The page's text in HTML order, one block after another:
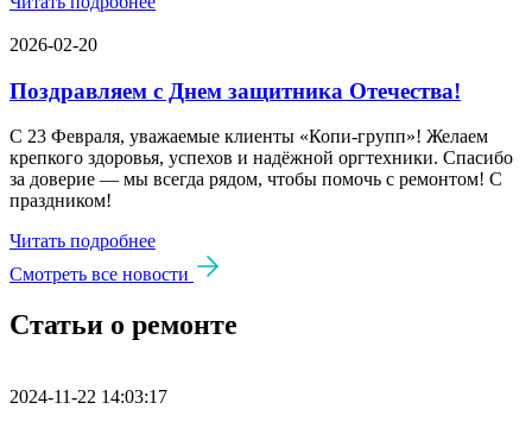
2026-02-20
Поздравляем с Днем защитника Отечества!
С 23 Февраля, уважаемые клиенты «Копи‑групп»! Желаем
крепкого здоровья, успехов и надёжной оргтехники. Спасибо
за доверие — мы всегда рядом, чтобы помочь с ремонтом! С
праздником!
Читать подробнее
Смотреть все новости
Статьи о ремонте
2024-11-22 14:03:17